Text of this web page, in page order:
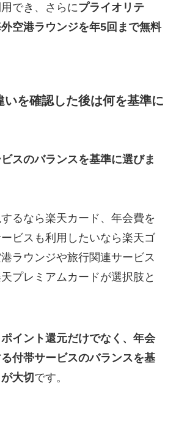
でき、さらにプライオリテ
空港ラウンジを年5回まで無料
を確認した後は何を基準に
スのバランスを基準に選びま
るなら楽天カード、年会費を
ビスも利用したいなら楽天ゴ
ラウンジや旅行関連サービス
プレミアムカードが選択肢と
ポイント還元だけでなく、年会
付帯サービスのバランスを基
大切 です。